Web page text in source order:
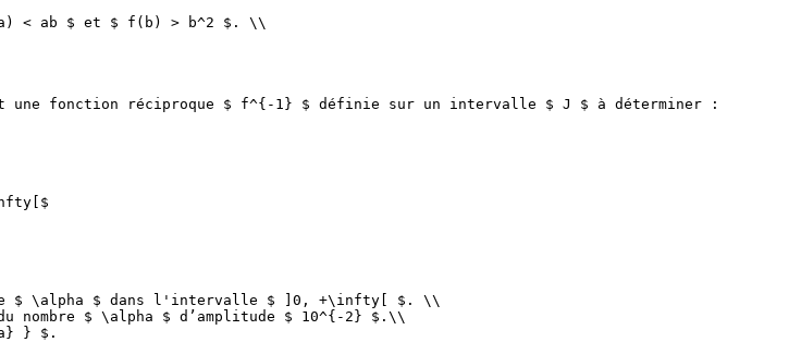
< ab $ et $ f(b) > b^2 $. \\
une fonction réciproque $ f^{-1} $ définie sur un intervalle $ J $ à déterminer :
$ \alpha $ dans l'intervalle $ ]0, +\infty[ $. \\
nombre $ \alpha $ d’amplitude $ 10^{-2} $.\\
} $.